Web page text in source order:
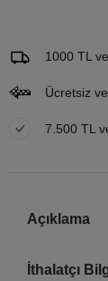
Email Adresi
1000 TL
Ücretsiz
7.500 TL
Açıklama
İthalatçı